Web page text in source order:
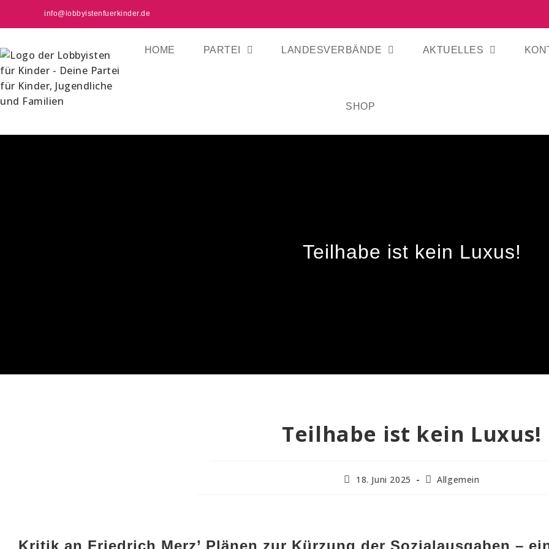
info@lobbyistenfuerkinder.de
HOME PARTEI LANDESVERBÄNDE AKTUELLES
SHOP
Teilhabe ist kein Luxus!
Teilhabe ist kein Luxus!
18. Juni 2025 Allgemein
Kritik an Friedrich Merz’ Plänen zur Kürzung der Sozialausgaben –